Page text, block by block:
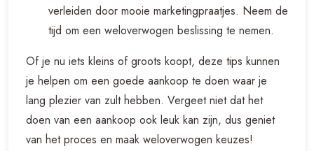
verleiden door mooie marketingpraatjes. Neem de
tijd om een weloverwogen beslissing te nemen.
Of je nu iets kleins of groots koopt, deze tips kunnen
je helpen om een goede aankoop te doen waar je
lang plezier van zult hebben. Vergeet niet dat het
doen van een aankoop ook leuk kan zijn, dus geniet
van het proces en maak weloverwogen keuzes!